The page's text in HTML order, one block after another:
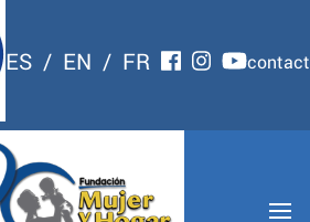
ES / EN / FR